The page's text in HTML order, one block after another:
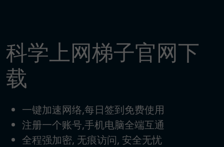
科学上网梯子官网下
载
一键加速网络,每日签到免费使用
注册一个账号,手机电脑全端互通
全程强加密, 无痕访问, 安全无忧